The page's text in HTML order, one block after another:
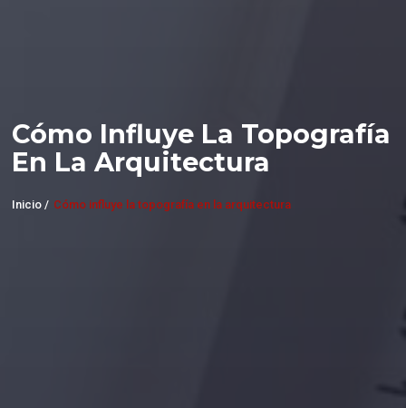
Cómo Influye La Topografía
En La Arquitectura
Inicio / Cómo influye la topografía en la arquitectura